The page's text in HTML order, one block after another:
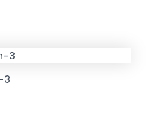
3